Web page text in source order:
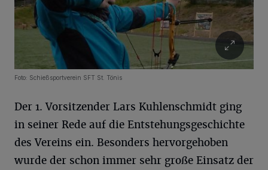
Foto: Schießsportverein SFT St. Tönis
Der 1. Vorsitzender Lars Kuhlenschmidt ging
in seiner Rede auf die Entstehungsgeschichte
des Vereins ein. Besonders hervorgehoben
wurde der schon immer sehr große Einsatz der